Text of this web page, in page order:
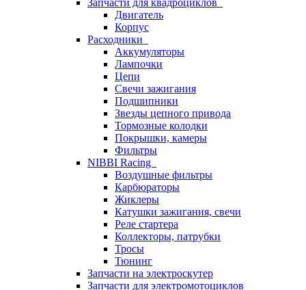
Запчасти для квадроциклов
Двигатель
Корпус
Расходники
Аккумуляторы
Лампочки
Цепи
Свечи зажигания
Подшипники
Звезды цепного привода
Тормозные колодки
Покрышки, камеры
Фильтры
NIBBI Racing
Воздушные фильтры
Карбюраторы
Жиклеры
Катушки зажигания, свечи
Реле стартера
Коллекторы, патрубки
Тросы
Тюнинг
Запчасти на электроскутер
Запчасти для электромотоциклов